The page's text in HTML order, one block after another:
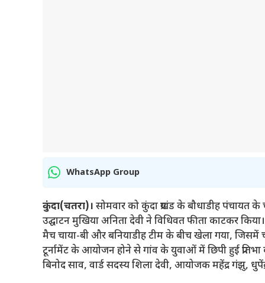
WhatsApp Group
कुंदा(चतरा)। सोमवार को कुंदा प्रखंड के बौधाडीह
उद्घाटन मुखिया अनिता देवी ने विधिवत फीता काटकर किया।
मैच चाया-बी और बनियाडीह टीम के बीच खेला गया, जिसमें
टूर्नामेंट के आयोजन होने से गांव के युवाओं में छिपी हुई
बिनोद साव, वार्ड सदस्य शिला देवी, आयोजक महेंद्र गंझु,